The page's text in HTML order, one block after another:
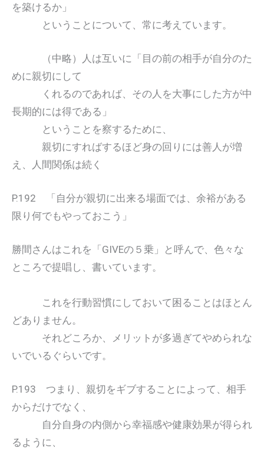
を築けるか」
ということについて、常に考えています。
（中略）人は互いに「目の前の相手が自分のた
めに親切にして
くれるのであれば、その人を大事にした方が中
長期的には得である」
ということを察するために、
親切にすればするほど身の回りには善人が増
え、人間関係は続く
P.192 「自分が親切に出来る場面では、余裕がある
限り何でもやっておこう」
勝間さんはこれを「GIVEの５乗」と呼んで、色々な
ところで提唱し、書いています。
これを行動習慣にしておいて困ることはほとん
どありません。
それどころか、メリットが多過ぎてやめられな
いでいるぐらいです。
P.193 つまり、親切をギブすることによって、相手
からだけでなく、
自分自身の内側から幸福感や健康効果が得られ
るように、